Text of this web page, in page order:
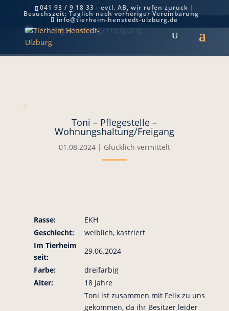
041 93 / 9 18 33 - evtl. AB, wir rufen zurück |
Besuchszeit: Täglich nach vorheriger Vereinbarung
info@tierheim-henstedt-ulzburg.de
Toni – Pflegestelle –
Wohnungshaltung/Freigang
7
Toni – Pflegestelle –
Wohnungshaltung/Freigang
01.08.2024| Glücklich vermittelt
Rasse:
EKH
Geschlecht:
weiblich, kastriert
Im Tierheim
seit:
29.06.2024
Farbe:
dreifarbig
Alter:
18 Jahre
Toni ist zusammen mit Felix zu uns
gekommen, da ihr Besitzer leider